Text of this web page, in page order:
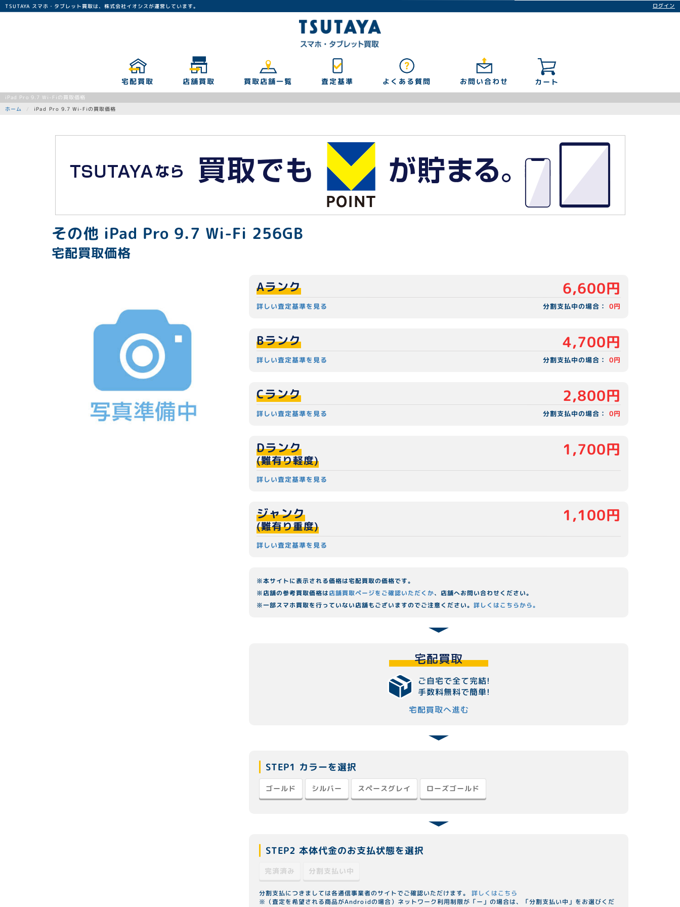
TSUTAYA スマホ・タブレット買取は、株式会社イオシスが運営しています。
カート
宅配買取 店舗買取 買取店舗一覧 査定基準 よくある質問 お問い合わせ
ログイン
iPad Pro 9.7 Wi-Fiの買取価格
ホーム iPad Pro 9.7 Wi-Fiの買取価格
その他 iPad Pro 9.7 Wi-Fi 256GB
宅配買取価格
詳しい査定基準を見る
Aランク 6,600円
分割支払中の場合：0円
詳しい査定基準を見る
Bランク 4,700円
分割支払中の場合：0円
詳しい査定基準を見る
Cランク 2,800円
分割支払中の場合：0円
詳しい査定基準を見る
Dランク
(難有り軽度)
1,700円
詳しい査定基準を見る
ジャンク
(難有り重度)
1,100円
※本サイトに表示される価格は宅配買取の価格です。
※店舗の参考買取価格は店舗買取ページをご確認いただくか、店舗へお問い合わせください。
※一部スマホ買取を行っていない店舗もございますのでご注意ください。詳しくはこちらから。
宅配買取
ご自宅で全て完結!
手数料無料で簡単!
宅配買取へ進む
STEP1 カラーを選択
ゴールド シルバー スペースグレイ ローズゴールド
STEP2 本体代金のお支払状態を選択
完済済み 分割支払い中
分割支払につきましては各通信事業者のサイトでご確認いただけます。詳しくはこちら
※（査定を希望される商品がAndroidの場合）ネットワーク利用制限が「ー」の場合は、「分割支払い中」をお選びくだ